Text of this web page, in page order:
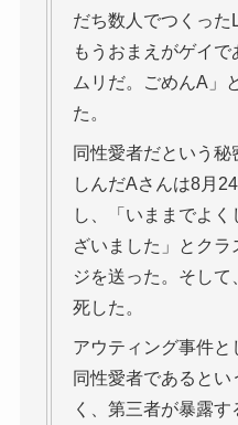
だち数人でつくっ
もうおまえがゲイ
ムリだ。ごめんA」
た。
同性愛者だという
しんだAさんは8月
し、「いままでよ
ざいました」とク
ジを送った。そし
死した。
アウティング事件と
同性愛者であると
く、第三者が暴露